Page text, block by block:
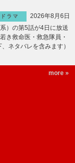
ドラマ
2026年8月6日
）の第5話が4日に放送
き救命医・救急隊員・
ネタバレを含みます）
more »